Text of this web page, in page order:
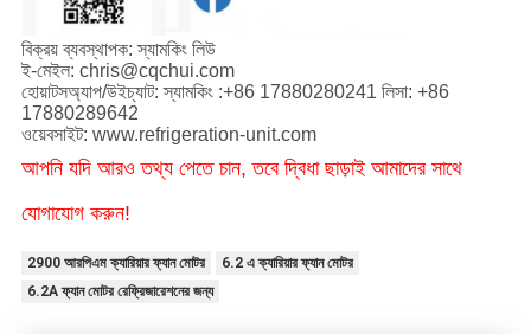
বিক্রয় ব্যবস্থাপক: স্যামকিং লিউ
ই-মেইল: chris@cqchui.com
হোয়াটসঅ্যাপ/উইচ্যাট: স্যামকিং :+86 17880280241 লিসা: +86
17880289642
ওয়েবসাইট: www.refrigeration-unit.com
আপনি যদি আরও তথ্য পেতে চান, তবে দ্বিধা ছাড়াই আমাদের সাথে
যোগাযোগ করুন!
2900 আরপিএম ক্যারিয়ার ফ্যান মোটর
6.2 এ ক্যারিয়ার ফ্যান মোটর
6.2A ফ্যান মোটর রেফ্রিজারেশনের জন্য